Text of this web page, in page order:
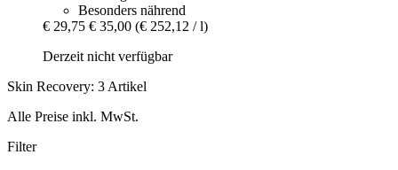
Besonders nährend
€ 29,75 € 35,00 (€ 252,12 / l)
Derzeit nicht verfügbar
Skin Recovery: 3 Artikel
Alle Preise inkl. MwSt.
Filter